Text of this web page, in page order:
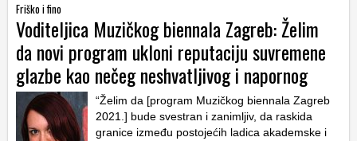
HRVATSKI
WEB
Friško i fino
Voditeljica Muzičkog biennala Zagreb: Želim
da novi program ukloni reputaciju suvremene
glazbe kao nečeg neshvatljivog i napornog
“Želim da [program Muzičkog biennala Zagreb
2021.] bude svestran i zanimljiv, da raskida
granice između postojećih ladica akademske i